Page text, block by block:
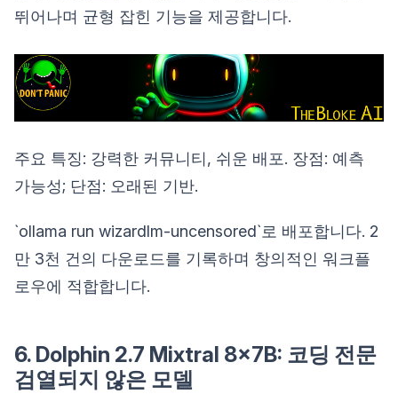
뛰어나며 균형 잡힌 기능을 제공합니다.
주요 특징: 강력한 커뮤니티, 쉬운 배포. 장점: 예측
가능성; 단점: 오래된 기반.
`ollama run wizardlm-uncensored`로 배포합니다. 2
만 3천 건의 다운로드를 기록하며 창의적인 워크플
로우에 적합합니다.
6. Dolphin 2.7 Mixtral 8x7B: 코딩 전문
검열되지 않은 모델